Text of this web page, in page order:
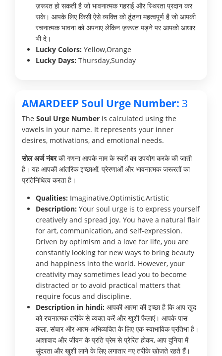
ज़रूरत हो सकती है जो भावनात्मक गहराई और स्थिरता प्रदान कर
सके। आपके लिए किसी ऐसे व्यक्ति को ढूंढना महत्वपूर्ण है जो आपकी
रचनात्मक भावना को अपनाए लेकिन ज़रूरत पड़ने पर आपको आधार
भी दे।
Lucky Colors: Yellow,Orange
Lucky Days: Thursday,Sunday
AMARDEEP Soul Urge Number: 3
The Soul Urge Number is calculated using the
vowels in your name. It represents your inner
desires, motivations, and emotional needs.
सोल अर्ज नंबरकी गणना आपके नाम के स्वरों का उपयोग करके की जाती
है। यह आपकी आंतरिक इच्छाओं, प्रेरणाओं और भावनात्मक जरूरतों का
प्रतिनिधित्व करता है।
Qualities: Imaginative,Optimistic,Artistic
Description: Your soul urge is to express yourself
creatively and spread joy. You have a natural flair
for art, communication, and self-expression.
Driven by optimism and a love for life, you are
constantly looking for new ways to bring beauty
and happiness into the world. However, your
creativity may sometimes lead you to become
distracted or to avoid practical matters that
require focus and discipline.
Description in hindi: आपकी आत्मा की इच्छा है कि आप खुद
को रचनात्मक तरीके से व्यक्त करें और खुशी फैलाएं। आपके पास
कला, संचार और आत्म-अभिव्यक्ति के लिए एक स्वाभाविक प्रतिभा है।
आशावाद और जीवन के प्रति प्रेम से प्रेरित होकर, आप दुनिया में
सुंदरता और खुशी लाने के लिए लगातार नए तरीके खोजते रहते हैं।